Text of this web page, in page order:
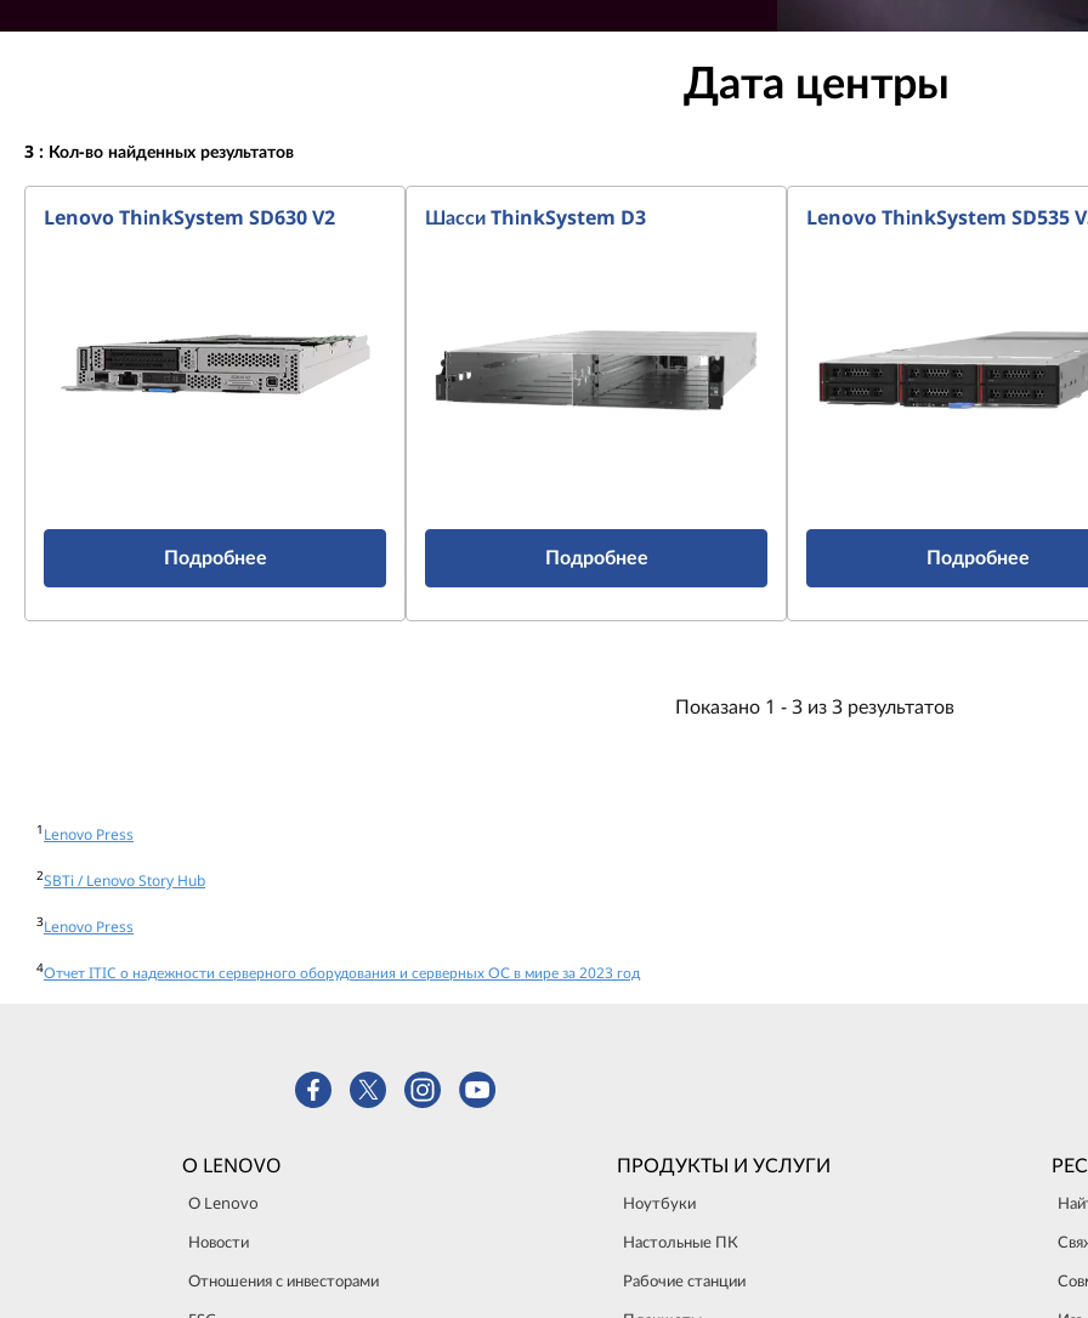
Дата центры
3 : Кол-во найденных результатов
Lenovo ThinkSystem SD630 V2
Подробнее
Шасси ThinkSystem D3
Подробнее
Lenovo ThinkSystem SD535
Подробнее
Показано1 -3 из 3 результатов
1 Lenovo Press
2SBTi / Lenovo Story Hub
3Lenovo Press
4Отчет ITIC о надежности серверного оборудования и серверных ОС в мире за 2023 год
О LENOVO
О Lenovo
Новости
Отношения с инвесторами
ПРОДУКТЫ И УСЛУГИ
Ноутбуки
Настольные ПК
Рабочие станции